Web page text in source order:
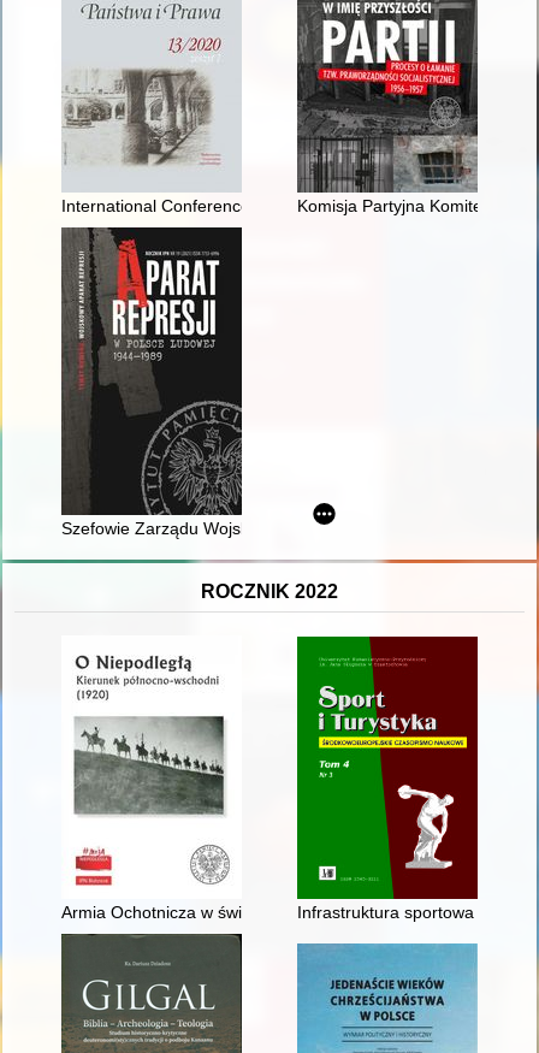
International Conference "Unions of States in the Past.
Komisja Partyjna Komitetu
Szefowie Zarządu Wojskowej Służby Wewnętrznej Marynarki
ROCZNIK 2022
Armia Ochotnicza w świetle jednodniówek, afiszy, druków
Infrastruktura sportowa dla